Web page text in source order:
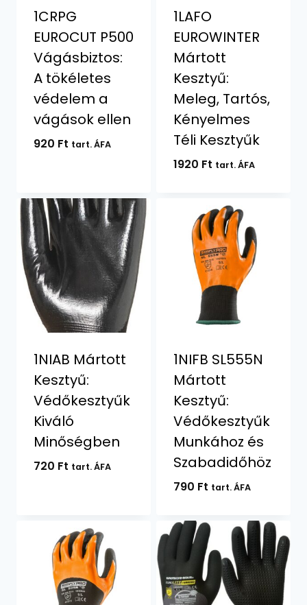
1CRPG
EUROCUT P500
Vágásbiztos:
A tökéletes
védelem a
vágások ellen
920 Ft tart. ÁFA
1LAFO
EUROWINTER
Mártott
Kesztyű:
Meleg, Tartós,
Kényelmes
Téli Kesztyűk
1920 Ft tart. ÁFA
1NIAB Mártott
Kesztyű:
Védőkesztyűk
Kiváló
Minőségben
720 Ft tart. ÁFA
1NIFB SL555N
Mártott
Kesztyű:
Védőkesztyűk
Munkához és
Szabadidőhöz
790 Ft tart. ÁFA